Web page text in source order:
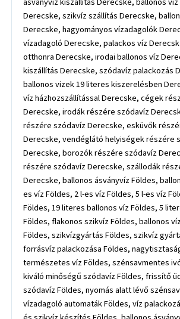
Derecske, szikvíz szállítás Derecske,
Derecske, hagyományos vízadagolók
vízadagoló Derecske, palackos víz
otthonra Derecske, irodai ballonos víz
kiszállítás Derecske, szódavíz palackozás
ballonos vizek 19 literes kiszerelésben
víz házhozszállítással Derecske, cégek
Derecske, irodák részére szódavíz
részére szódavíz Derecske, esküvők
Derecske, vendéglátó helyiségek részére
Derecske, borozók részére szódavíz
részére szódavíz Derecske, szállodák
Derecske, ballonos ásványvíz Földes,
es víz Földes, 2 l-es víz Földes, 5 l-es víz
Földes, 19 literes ballonos víz Földes, 5
Földes, flakonos szikvíz Földes, ballonos
Földes, szikvízgyártás Földes, szikvíz
forrásvíz palackozása Földes,
természetes víz Földes, szénsavmentes
kiváló minőségű szódavíz Földes, frissítő
szódavíz Földes, nyomás alatt lévő
vízadagoló automaták Földes, víz